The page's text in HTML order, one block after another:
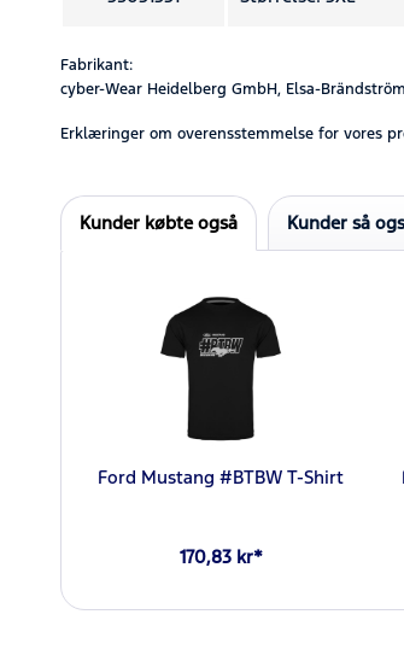
Fabrikant:
cyber-Wear Heidelberg GmbH, Elsa-
Erklæringer om overensstemmelse for vores
Kunder købte også Kunder så
Ford Mustang #BTBW T-Shirt
170,83 kr*